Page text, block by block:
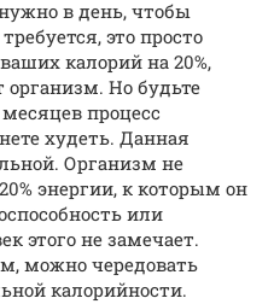
в день, чтобы
это просто
калорий на 20%,
организм. Но будьте
процесс
худеть. Данная
Организм не
энергии, к которым он
или
этого не замечает.
можно чередовать
калорийности.